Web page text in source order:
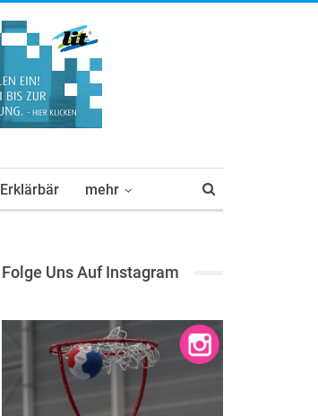
Erklärbär mehr
Folge Uns Auf Instagram